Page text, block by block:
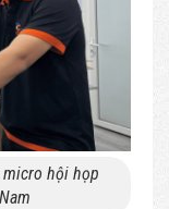
micro hội họp